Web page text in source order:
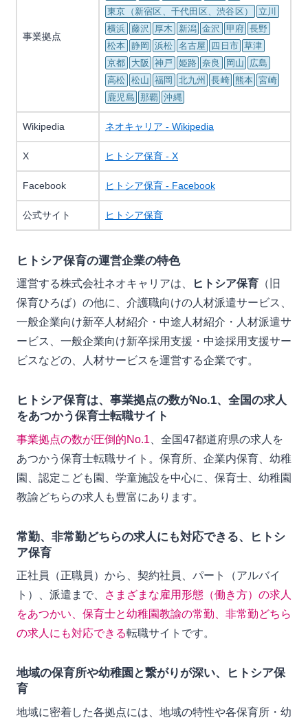
事業拠点
東京（新宿区、千代田区、渋谷区）
立川
横浜 藤沢 厚木 新潟 金沢 甲府 長野
松本 静岡 浜松 名古屋 四日市 草津
京都
大阪 神戸 姫路 奈良 岡山
広島
高松 松山 福岡 北九州 長崎 熊本 宮崎
鹿児島 那覇 沖縄
Wikipedia ネオキャリア - Wikipedia
X ヒトシア保育 - X
Facebook ヒトシア保育 - Facebook
公式サイト ヒトシア保育
ヒトシア保育の運営企業の特色
運営する株式会社ネオキャリアは、 ヒトシア保育 （旧
保育ひろば）の他に、介護職向けの人材派遣サービス、
一般企業向け新卒人材紹介・中途人材紹介・人材派遣サ
ービス、一般企業向け新卒採用支援・中途採用支援サー
ビスなどの、人材サービスを運営する企業です。
ヒトシア保育は、事業拠点の数がNo.1、全国の求人
をあつかう保育士転職サイト
事業拠点の数が圧倒的No.1 、全国47都道府県の求人を
あつかう保育士転職サイト。保育所、企業内保育、幼稚
園、認定こども園、学童施設を中心に、保育士、幼稚園
教諭どちらの求人も豊富にあります。
常勤、非常勤どちらの求人にも対応できる、ヒトシ
ア保育
正社員（正職員）から、契約社員、パート（アルバイ
ト）、派遣まで、
さまざまな雇用形態（働き方）の求人
をあつかい、保育士と幼稚園教諭の常勤、非常勤どちら
の求人にも対応できる転職サイトです。
地域の保育所や幼稚園と繋がりが深い、ヒトシア保
育
地域に密着した各拠点には、地域の特性や各保育所・幼